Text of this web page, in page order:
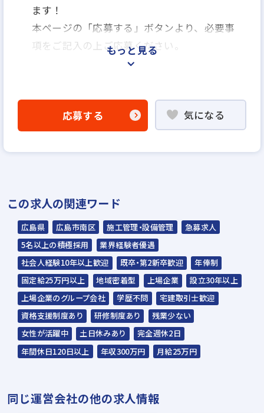
ます！
本ページの「応募する」ボタンより、必要事
項をご記入の上ご応募ください。
「応募する」よりエントリー
WEB応募書類による書類選考
▼
▼
内定
☆ご応募から内定までは3～4週間を予定。
☆入社時期は相談に応じます。現在、在職中
の方も積極的にご応募ください。
☆応募の秘密は厳守いたします。
グッドデザイン賞・キ
ッズ賞などの受賞をし
こだわっております。
2023年 第17回 キッ
ズデザイン賞 受賞！
2023年 第17回 キッ
ズデザイン賞 受賞！
もっと見る
応募する 気になる
この求人の関連ワード
広島県 広島市南区 施工管理・設備管理
急募求人
5名以上の積極採用
業界経験者優遇
社会人経験10年以上歓迎
既卒・第2新卒歓迎
年俸制
固定給25万円以上
地域密着型 上場企業
設立30年以上
上場企業のグループ会社
学歴不問
宅建取引士歓迎
資格支援制度あり
研修制度あり
残業少ない
女性が活躍中
土日休みあり
完全週休2日
年間休日120日以上
年収300万円 月給25万円
同じ運営会社の他の求人情報